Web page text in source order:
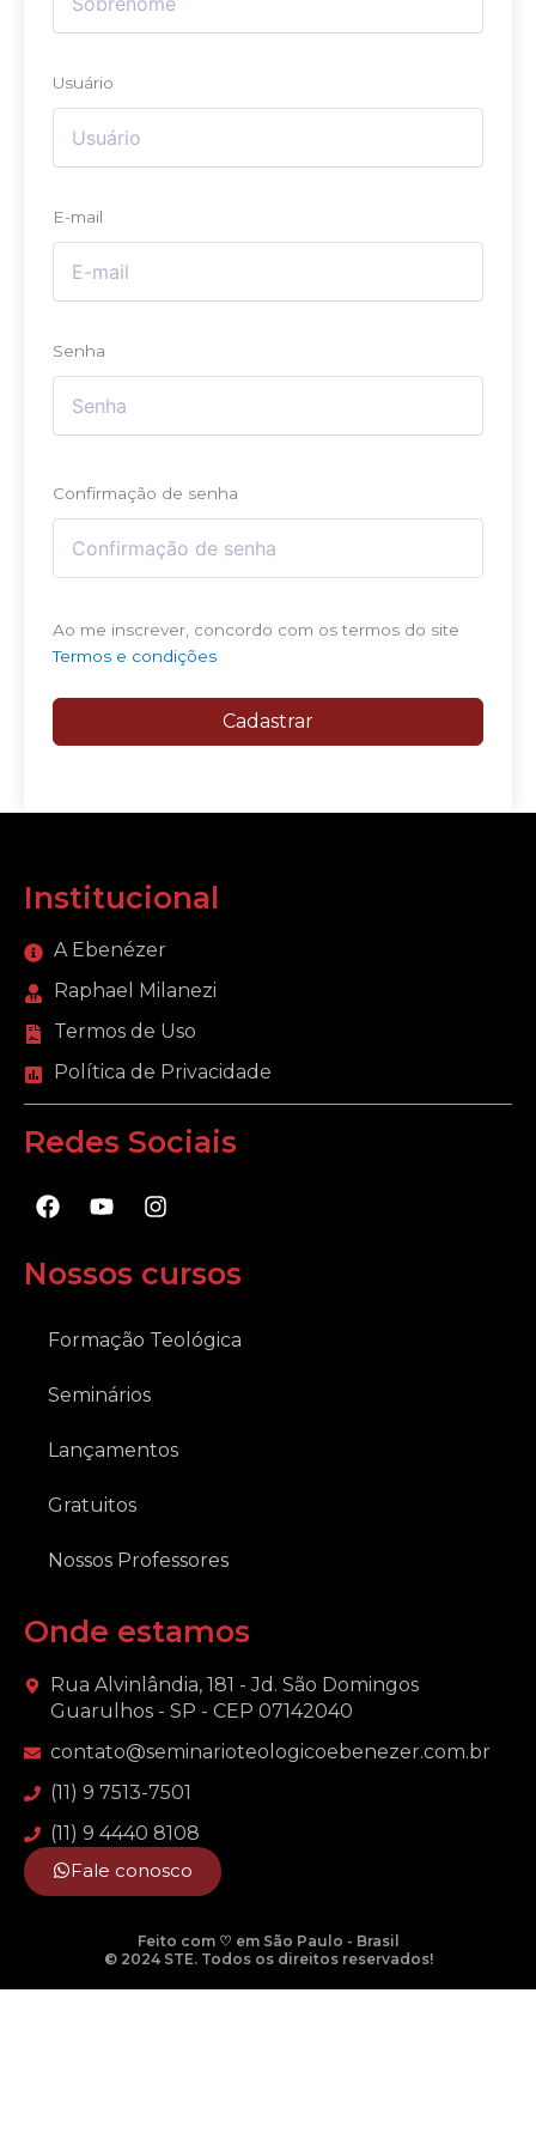
Usuário
E-mail
Senha
Confirmação de senha
Ao me inscrever, concordo com os termos do site
Termos e condições
Cadastrar
Institucional
A Ebenézer
Raphael Milanezi
Termos de Uso
Política de Privacidade
Redes Sociais
F
a
e
b
o
Y
o
t
u
e
I
n
t
a
r
Nossos cursos
Formação Teológica
Seminários
Lançamentos
Gratuitos
Nossos Professores
Onde estamos
Rua Alvinlândia, 181 - Jd. São Domingos
Guarulhos - SP - CEP 07142040
contato@seminarioteologicoebenezer.com.br
(11) 9 7513-7501
(11) 9 4440 8108
Fale conosco
Feito com ♡ em São Paulo - Brasil
© 2024 STE. Todos os direitos reservados!